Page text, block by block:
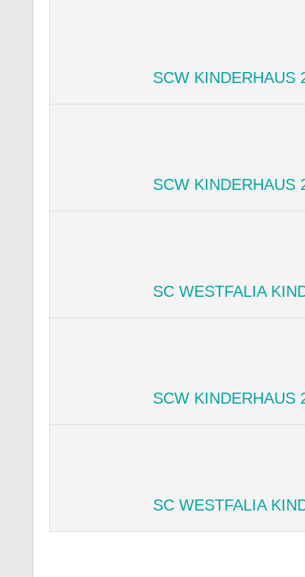
SCW KINDERHAUS
SCW KINDERHAUS
SC WESTFALIA
SCW KINDERHAUS
SC WESTFALIA